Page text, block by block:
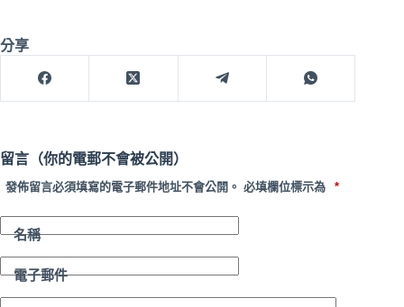
分享
留言（你的電郵不會被公開）
發佈留言必須填寫的電子郵件地址不會公開。 必填欄位標示為 *
名稱
電子郵件